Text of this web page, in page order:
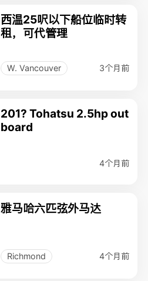
西温25呎以下船位临时转
租，可代管理
W. Vancouver 3个月前
201? Tohatsu 2.5hp out
board
4个月前
雅马哈六匹弦外马达
Richmond 4个月前